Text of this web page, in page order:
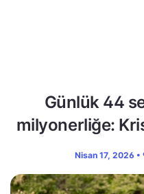
Günlük 44
milyonerliğe:
Nisan 17, 2026